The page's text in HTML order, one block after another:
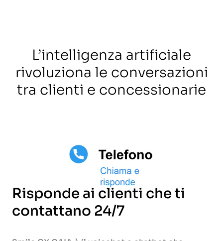
L’intelligenza artificiale
rivoluziona le conversazioni
tra clienti e concessionarie
Risponde ai clienti che ti
contattano 24/7